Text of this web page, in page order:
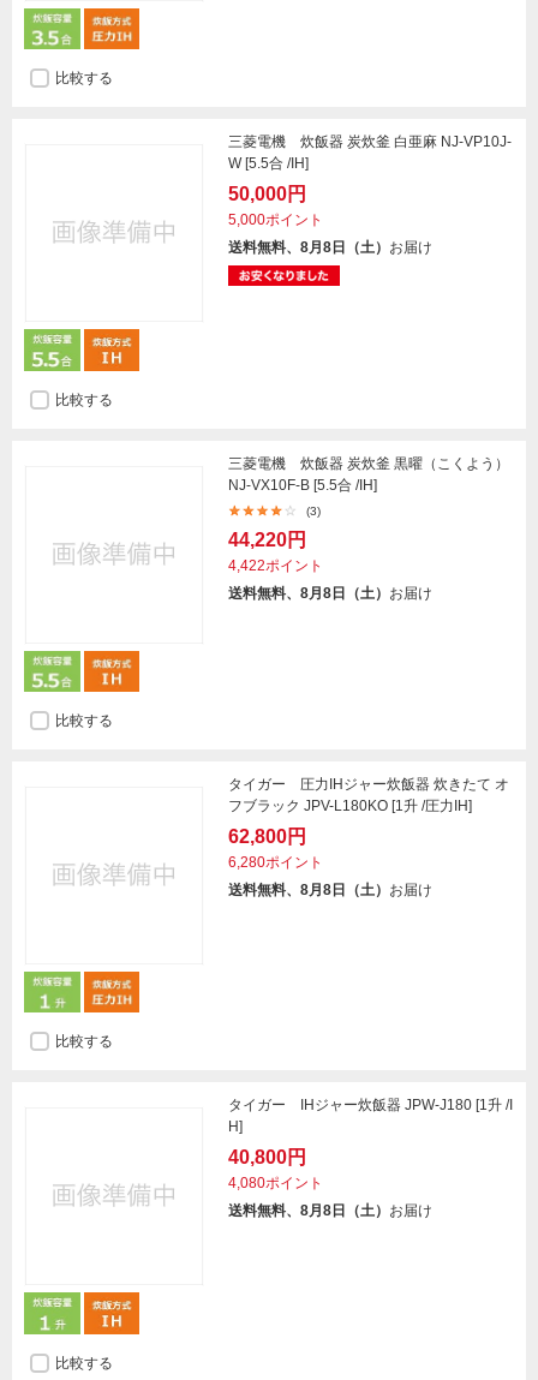
比較する
三菱電機 炊飯器 炭炊釜 白亜麻 NJ-VP10J-
W [5.5合 /IH]
50,000円
5,000ポイント
送料無料、8月8日（土） お届け
比較する
三菱電機 炊飯器 炭炊釜 黒曜（こくよう）
NJ-VX10F-B [5.5合 /IH]
(3)
44,220円
4,422ポイント
送料無料、8月8日（土） お届け
比較する
タイガー 圧力IHジャー炊飯器 炊きたて オ
フブラック JPV-L180KO [1升 /圧力IH]
62,800円
6,280ポイント
送料無料、8月8日（土） お届け
比較する
タイガー IHジャー炊飯器 JPW-J180 [1升 /I
H]
40,800円
4,080ポイント
送料無料、8月8日（土） お届け
比較する